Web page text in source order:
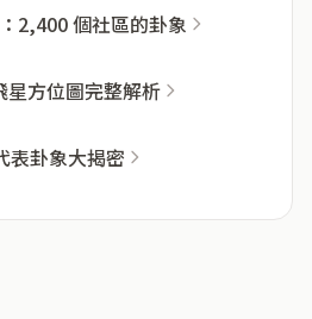
2,400 個社區的卦象
星方位圖完整解析
表卦象大揭密